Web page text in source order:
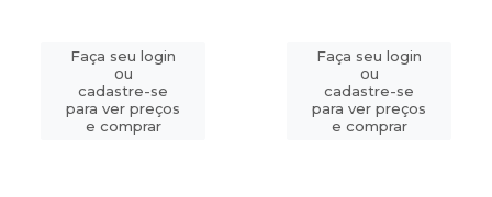
Faça seu login
ou
cadastre-se
para ver preços
e comprar
Faça seu login
ou
cadastre-se
para ver preços
e comprar